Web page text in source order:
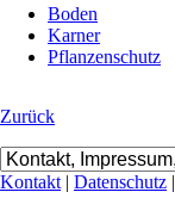
Boden
Karner
Pflanzenschutz
Zurück
Kontakt | Datenschutz |